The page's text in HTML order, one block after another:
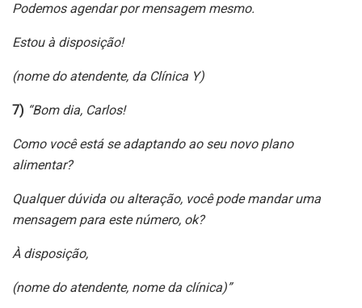
Podemos agendar por mensagem mesmo.
Estou à disposição!
(nome do atendente, da Clínica Y)
7) “Bom dia, Carlos!
Como você está se adaptando ao seu novo plano
alimentar?
Qualquer dúvida ou alteração, você pode mandar uma
mensagem para este número, ok?
À disposição,
(nome do atendente, nome da clínica)”